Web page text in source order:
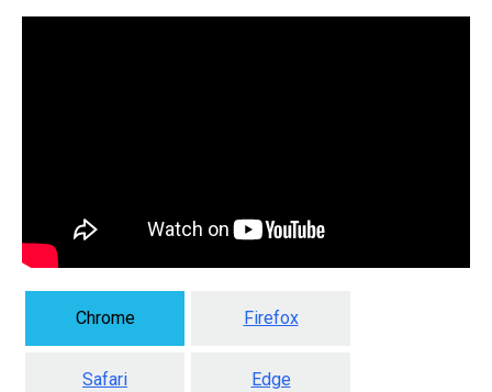
Chrome Firefox
Safari Edge